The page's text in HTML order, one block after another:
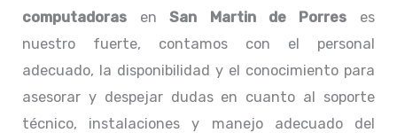
computadoras
enSan Martin de Porres es
nuestro fuerte, contamos con el personal
adecuado, la disponibilidad y el conocimiento para
asesorar y despejar dudas en cuanto al soporte
técnico, instalaciones y manejo adecuado del